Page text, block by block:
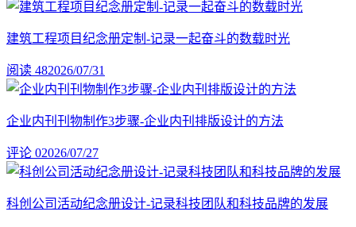
建筑工程项目纪念册定制-记录一起奋斗的数载时光
阅读 482026/07/31
企业内刊刊物制作3步骤-企业内刊排版设计的方法
评论 02026/07/27
科创公司活动纪念册设计-记录科技团队和科技品牌的发展